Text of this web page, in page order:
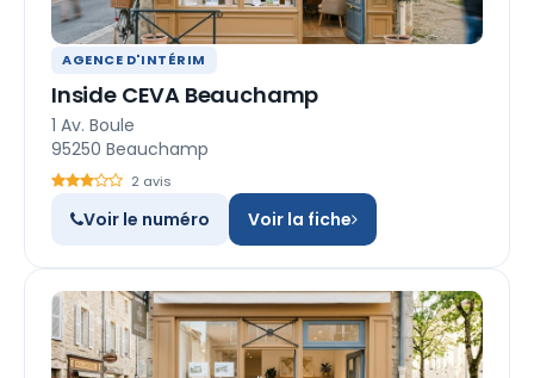
AGENCE D'INTÉRIM
Inside CEVA Beauchamp
1 Av. Boule
95250 Beauchamp
2 avis
Voir le numéro Voir la fiche